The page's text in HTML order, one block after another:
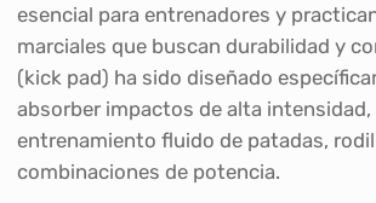
esencial para entrenadores y
marciales que buscan durabilidad y
(kick pad) ha sido diseñado
absorber impactos de alta
entrenamiento fluido de patadas,
combinaciones de potencia.